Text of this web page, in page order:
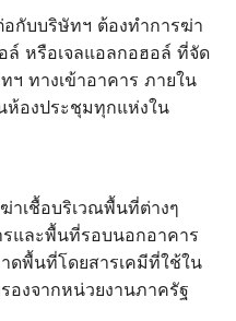
กับบริษัทฯ ต้องทำการฆ่า
ล์ หรือเจลแอลกอฮอล์ ที่จัด
ฯ ทางเข้าอาคาร ภายใน
ห้องประชุมทุกแห่งใน
าเชื้อบริเวณพื้นที่ต่างๆ
และพื้นที่รอบนอกอาคาร
ดพื้นที่โดยสารเคมีที่ใช้ใน
องจากหน่วยงานภาครัฐ